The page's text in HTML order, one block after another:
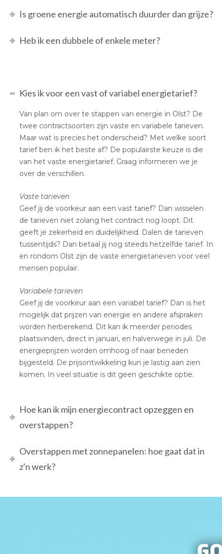
Is groene energie automatisch duurder dan grijze?
Heb ik een dubbele of enkele meter?
Kies ik voor een vast of variabel energietarief?
Van plan om over te stappen van energie in Olst? De
twee contractsoorten zijn vaste en variabele tarieven.
Maar wat is precies het onderscheid? Met welke soort
tarief ben ik het beste af? De populairste keuze is die
van het vaste energietarief. Graag informeren we je
over de verschillen.
Vaste tarieven
Geef jij de voorkeur aan een vast tarief? Dan wisselen
de tarieven niet zolang het contract nog loopt. Dit
geeft je zekerheid en duidelijkheid. Dalen de tarieven
tussentijds? Dan betaal jij nog steeds hetzelfde tarief. In
en rondom Olst zijn de vaste energietarieven voor veel
mensen populair.
Variabele tarieven
Geef jij de voorkeur aan een variabel tarief? Dan is het
mogelijk dat prijzen van energie en andere afspraken
worden herberekend. Dit kan ik meerder periodes
plaatsvinden, direct in januari, en halverwege in juli. De
energieprijzen worden omhoog of naar beneden
bijgesteld. De prijsontwikkeling kun je lastig aan zien
komen. In veel situatie is dit geen geschikte optie.
Hoe kan ik mijn energiecontract opzeggen en
overstappen?
Overstappen met zonnepanelen: hoe gaat dat in
z'n werk?